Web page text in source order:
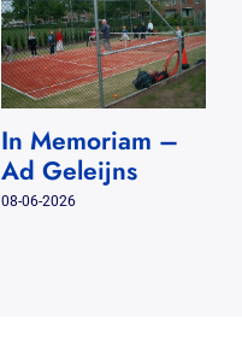
In Memoriam –
Ad Geleijns
08-06-2026